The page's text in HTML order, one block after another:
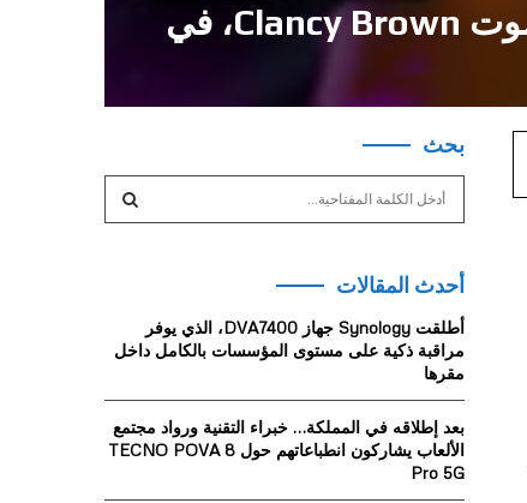
يكشف Funko Fusion عن العقل المدبر الشرير Eddy Funko، بصوت Clancy Brown، في
بحث
c
h
f
o
A
C
أحدث المقالات
أطلقت Synology جهاز DVA7400، الذي يوفر
مراقبة ذكية على مستوى المؤسسات بالكامل داخل
مقرها
بعد إطلاقه في المملكة… خبراء التقنية ورواد مجتمع
الألعاب يشاركون انطباعاتهم حول TECNO POVA 8
Pro 5G